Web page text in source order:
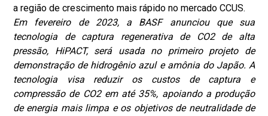
a região de crescimento mais rápido no mercado CCUS.
Em fevereiro de 2023, a BASF anunciou que sua
tecnologia de captura regenerativa de CO2 de alta
pressão, HiPACT, será usada no primeiro projeto de
demonstração de hidrogênio azul e amônia do Japão. A
tecnologia visa reduzir os custos de captura e
compressão de CO2 em até 35%, apoiando a produção
de energia mais limpa e os objetivos de neutralidade de